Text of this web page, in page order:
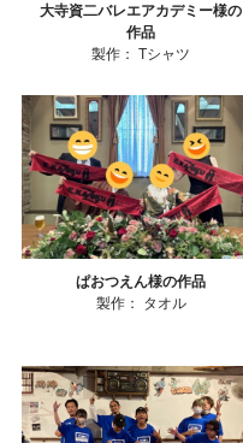
大寺資二バレエアカデミー様の
作品
製作： Tシャツ
ぱおつえん様の作品
製作：
タオル